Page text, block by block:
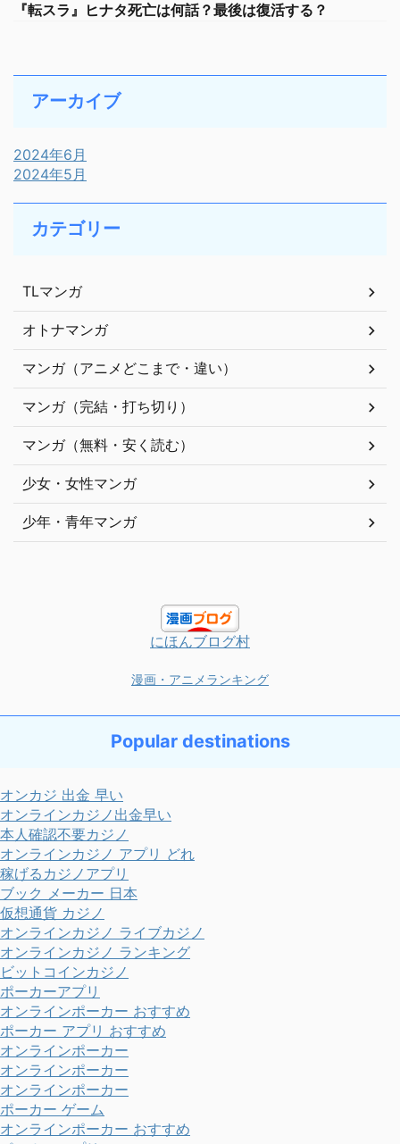
『転スラ』ヒナタ死亡は何話？最後は復活する？
アーカイブ
2024年6月
2024年5月
カテゴリー
TLマンガ
オトナマンガ
マンガ（アニメどこまで・違い）
マンガ（完結・打ち切り）
マンガ（無料・安く読む）
少女・女性マンガ
少年・青年マンガ
にほんブログ村
漫画・アニメランキング
Popular destinations
オンカジ 出金 早い
オンラインカジノ出金早い
本人確認不要カジノ
オンラインカジノ アプリ どれ
稼げるカジノアプリ
ブック メーカー 日本
仮想通貨 カジノ
オンラインカジノ ライブカジノ
オンラインカジノ ランキング
ビットコインカジノ
ポーカーアプリ
オンラインポーカー おすすめ
ポーカー アプリ おすすめ
オンラインポーカー
オンラインポーカー
オンラインポーカー
ポーカー ゲーム
オンラインポーカー おすすめ